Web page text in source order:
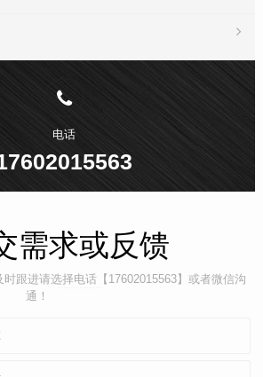
电话
需求或反馈
时跟进请选择电话【17602015563】或者微信沟
通！